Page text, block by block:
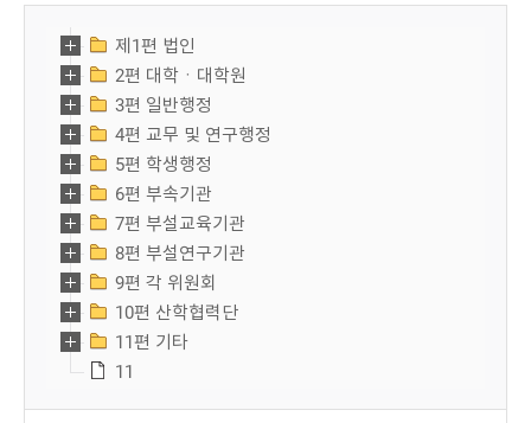
제1편 법인
2편 대학ㆍ대학원
3편 일반행정
4편 교무 및 연구행정
5편 학생행정
6편 부속기관
7편 부설교육기관
8편 부설연구기관
9편 각 위원회
10편 산학협력단
11편 기타
11